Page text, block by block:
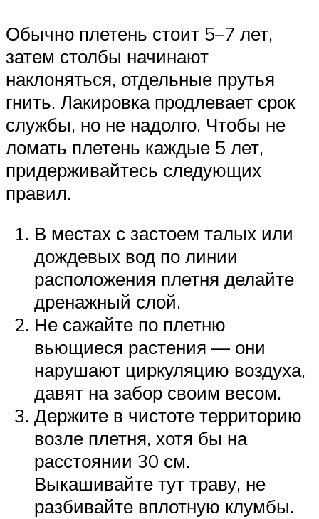
Обычно плетень стоит 5–7 лет,
затем столбы начинают
наклоняться, отдельные прутья
гнить. Лакировка продлевает срок
службы, но не надолго. Чтобы не
ломать плетень каждые 5 лет,
придерживайтесь следующих
правил.
В местах с застоем талых или
дождевых вод по линии
расположения плетня делайте
дренажный слой.
Не сажайте по плетню
вьющиеся растения — они
нарушают циркуляцию воздуха,
давят на забор своим весом.
Держите в чистоте территорию
возле плетня, хотя бы на
расстоянии 30 см.
Выкашивайте тут траву, не
разбивайте вплотную клумбы.